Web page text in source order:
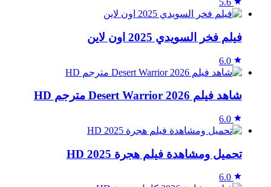
5.6
فيلم فخر السويدي 2025 اون لاين
6.0
شاهد فيلم Desert Warrior 2026 مترجم HD
6.0
تحميل ومشاهدة فيلم هجرة 2025 HD
6.0